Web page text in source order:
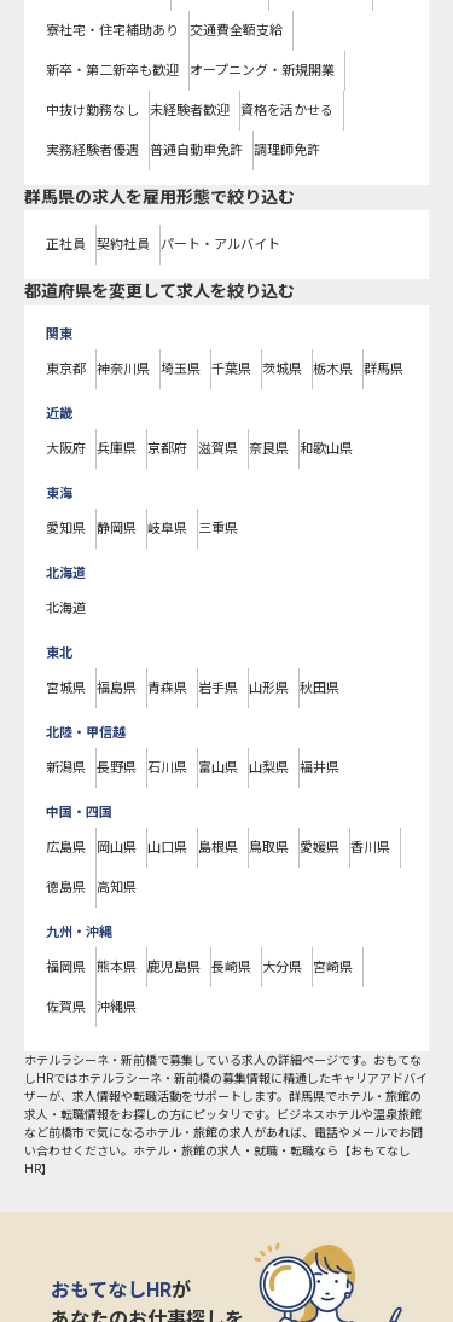
寮社宅・住宅補助あり 交通費全額支給
新卒・第二新卒も歓迎 オープニング・新規開業
中抜け勤務なし 未経験者歓迎 資格を活かせる
実務経験者優遇 普通自動車免許 調理師免許
群馬県の求人を雇用形態で絞り込む
正社員 契約社員 パート・アルバイト
都道府県を変更して求人を絞り込む
関東
東京都 神奈川県 埼玉県 千葉県 茨城県 栃木県 群馬県
近畿
大阪府 兵庫県 京都府 滋賀県 奈良県 和歌山県
東海
愛知県 静岡県 岐阜県 三重県
北海道
北海道
東北
宮城県 福島県 青森県 岩手県 山形県 秋田県
北陸・甲信越
新潟県 長野県 石川県 富山県 山梨県 福井県
中国・四国
広島県 岡山県 山口県 島根県 鳥取県 愛媛県 香川県
徳島県 高知県
九州・沖縄
福岡県 熊本県 鹿児島県 長崎県 大分県 宮崎県
佐賀県 沖縄県
ホテルラシーネ・新前橋で募集している求人の詳細ページです。おもてな
しHRではホテルラシーネ・新前橋の募集情報に精通したキャリアアドバイ
ザーが、求人情報や転職活動をサポートします。群馬県でホテル・旅館の
求人・転職情報をお探しの方にピッタリです。ビジネスホテルや温泉旅館
など前橋市で気になるホテル・旅館の求人があれば、電話やメールでお問
い合わせください。ホテル・旅館の求人・就職・転職なら【おもてなし
HR】
おもてなしHRが